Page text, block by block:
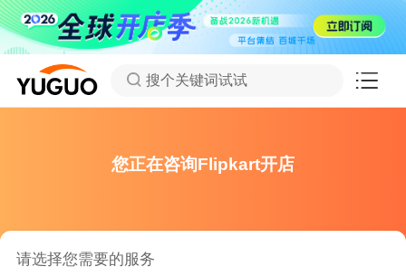
搜个关键词试试
您正在咨询Flipkart开店
请选择您需要的服务